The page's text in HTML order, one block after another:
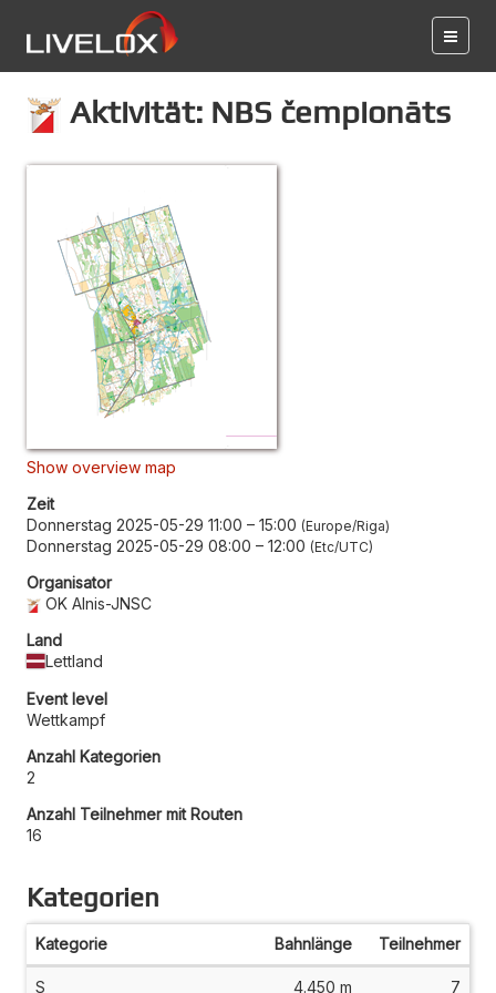
Aktivität: NBS čempionāts
Show overview map
Zeit
Donnerstag 2025-05-29 11:00 – 15:00 Europe/Riga
Donnerstag 2025-05-29 08:00 – 12:00 Etc/UTC
Organisator
OK Alnis-JNSC
Land
Lettland
Event level
Wettkampf
Anzahl Kategorien
2
Anzahl Teilnehmer mit Routen
16
Kategorien
Kategorie Bahnlänge Teilnehmer
S 4.450 m 7